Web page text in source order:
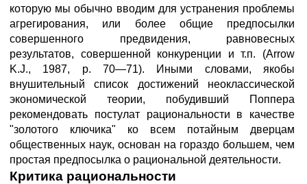
которую мы обычно вводим для устранения проблемы
агрегирования, или более общие предпосылки
совершенного предвидения, равновесных
результатов, совершенной конкуренции и т.п. (Arrow
K.J., 1987, р. 70—71). Иными словами, якобы
внушительный список достижений неоклассической
экономической теории, побудивший Поппера
рекомендовать постулат рациональности в качестве
"золотого ключика" ко всем потайным дверцам
общественных наук, основан на гораздо большем, чем
простая предпосылка о рациональной деятельности.
Критика рациональности